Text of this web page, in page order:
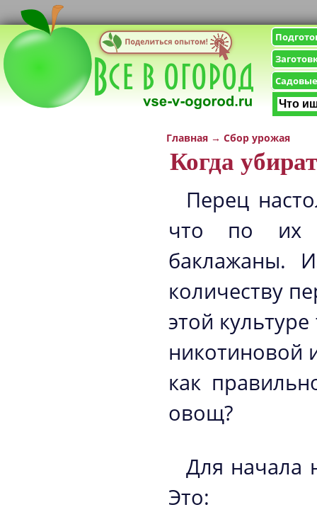
Главная → Сбор урожая
Когда
Перец
что по их
баклажаны.
количеству
этой
никотиновой
как
овощ?
Для начала
Это: